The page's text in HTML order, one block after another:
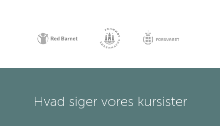
Hvad siger vores kursister